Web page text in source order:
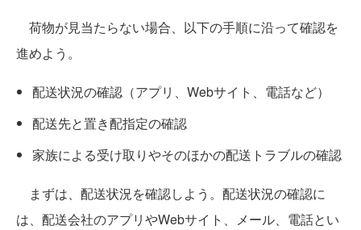
荷物が見当たらない場合、以下の手順に沿って確認を
進めよう。
配送状況の確認（アプリ、Webサイト、電話など）
配送先と置き配指定の確認
家族による受け取りやそのほかの配送トラブルの確認
まずは、配送状況を確認しよう。配送状況の確認に
は、配送会社のアプリやWebサイト、メール、電話とい